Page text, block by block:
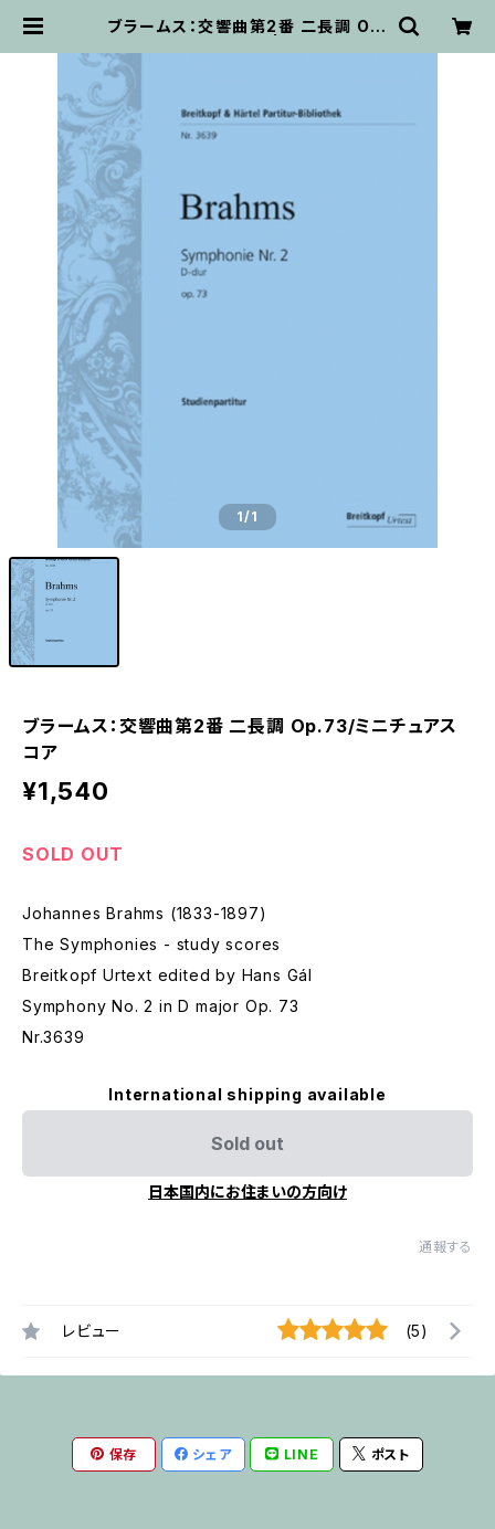
ブラームス：交響曲第2番 二長調 Op.
1/1
ブラームス：交響曲第2番 二長調 Op.73/ミニチュアス
コア
¥1,540
SOLD OUT
Johannes Brahms (1833-1897)
The Symphonies - study scores
Breitkopf Urtext edited by Hans Gál
Symphony No. 2 in D major Op. 73
Nr.3639
International shipping available
Sold out
日本国内にお住まいの方向け
通報する
レビュー (5)
保存 シェア LINE ポスト